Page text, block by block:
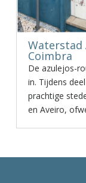
Waterstad
Coimbra
De azulejos-
in. Tijdens
prachtige
en Aveiro,